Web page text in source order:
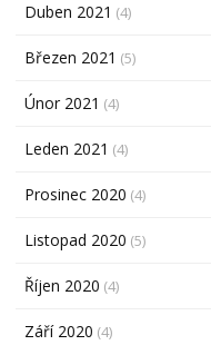
Duben 2021 (4)
Březen 2021 (5)
Únor 2021 (4)
Leden 2021 (4)
Prosinec 2020 (4)
Listopad 2020 (5)
Říjen 2020 (4)
Září 2020 (4)